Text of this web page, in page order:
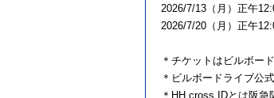
2026/7/13（月）正午
2026/7/20（月）正午
＊チケットはビルボー
＊ビルボードライブ公
＊HH cross IDとは阪急